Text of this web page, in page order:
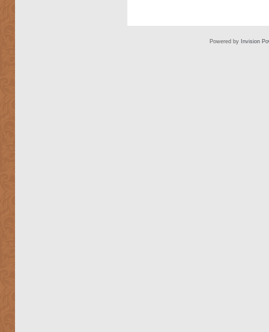
Powered by Invision